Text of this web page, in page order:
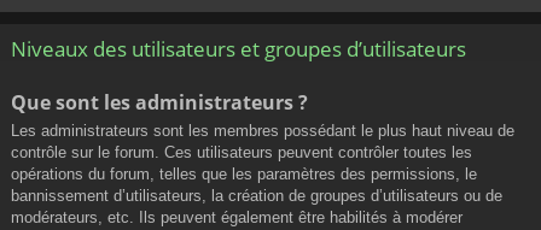
Niveaux des utilisateurs et groupes d’utilisateurs
Que sont les administrateurs ?
Les administrateurs sont les membres possédant le plus haut niveau de
contrôle sur le forum. Ces utilisateurs peuvent contrôler toutes les
opérations du forum, telles que les paramètres des permissions, le
bannissement d’utilisateurs, la création de groupes d’utilisateurs ou de
modérateurs, etc. Ils peuvent également être habilités à modérer